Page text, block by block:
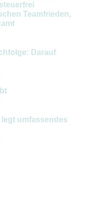
Teamfrieden,
Darauf
umfassendes